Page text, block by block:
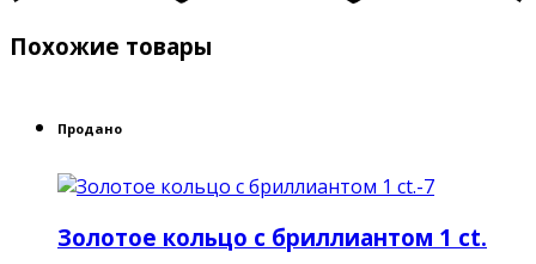
Похожие товары
Продано
Золотое кольцо с бриллиантом 1 ct.